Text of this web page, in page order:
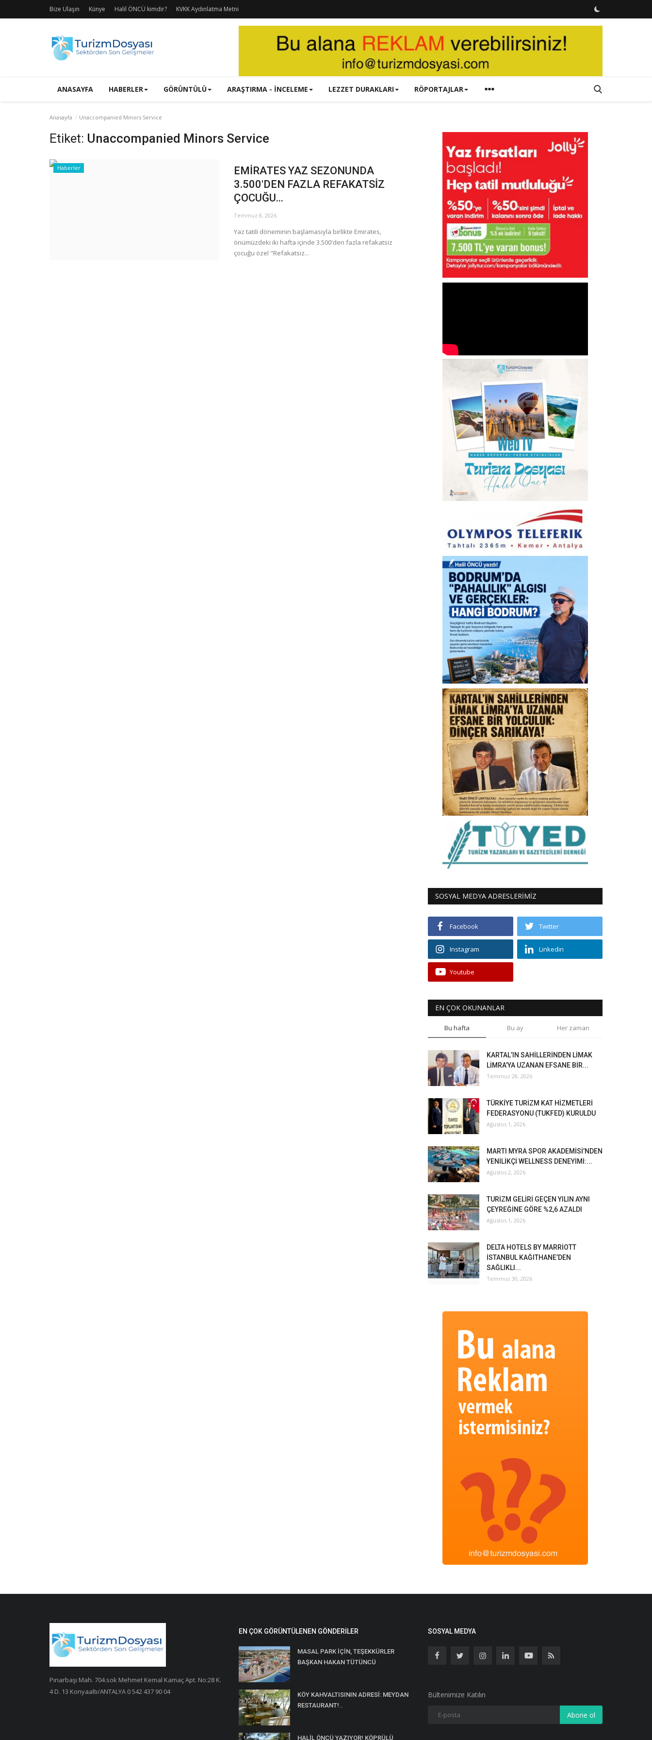
Bize Ulaşın Künye Halil ÖNCÜ kimdir? KVKK Aydınlatma Metni
ANASAYFA HABERLER GÖRÜNTÜLÜ ARAŞTIRMA - İNCELEME LEZZET DURAKLARI RÖPORTAJLAR
Anasayfa Unaccompanied Minors Service
Etiket: Unaccompanied Minors Service
Haberler
EMİRATES YAZ SEZONUNDA
3.500'DEN FAZLA REFAKATSİZ
ÇOCUĞU...
Temmuz 8, 2026
Yaz tatili döneminin başlamasıyla birlikte Emirates,
önümüzdeki iki hafta içinde 3.500'den fazla refakatsiz
çocuğu özel "Refakatsiz...
SOSYAL MEDYA ADRESLERİMİZ
Facebook Twitter
Instagram Linkedin
Youtube
EN ÇOK OKUNANLAR
Bu hafta Bu ay Her zaman
KARTAL’IN SAHİLLERİNDEN LİMAK
LİMRA’YA UZANAN EFSANE BİR...
Temmuz 28, 2026
TÜRKİYE TURİZM KAT HİZMETLERİ
FEDERASYONU (TUKFED) KURULDU
Ağustos 1, 2026
MARTI MYRA SPOR AKADEMİSİ’NDEN
YENİLİKÇİ WELLNESS DENEYİMİ:...
Ağustos 2, 2026
TURİZM GELİRİ GEÇEN YILIN AYNI
ÇEYREĞİNE GÖRE %2,6 AZALDI
Ağustos 1, 2026
DELTA HOTELS BY MARRİOTT
İSTANBUL KAĞITHANE’DEN
SAĞLIKLI...
Temmuz 30, 2026
Pınarbaşı Mah. 704.sok Mehmet Kemal Kamaç Apt. No:28 K.
4 D. 13 Konyaaltı/ANTALYA 0 542 437 90 04
EN ÇOK GÖRÜNTÜLENEN GÖNDERILER
MASAL PARK İÇİN, TEŞEKKÜRLER
BAŞKAN HAKAN TÜTÜNCÜ
KÖY KAHVALTISININ ADRESİ: MEYDAN
RESTAURANT!..
HALİL ÖNCÜ YAZIYOR! KÖPRÜLÜ
SOSYAL MEDYA
Bültenimize Katılın
Abone ol